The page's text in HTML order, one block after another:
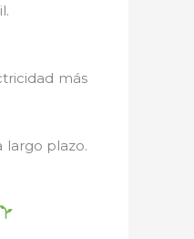
más
largo plazo.